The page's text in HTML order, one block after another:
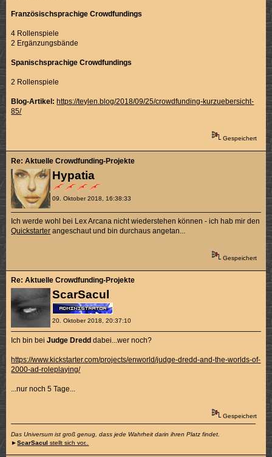
Französischsprachige Crowdfundings
4 Rollenspiele
2 Ergänzungsbände
Spanischsprachige Crowdfundings
2 Rollenspiele
Blog-Artikel: https://teylen.blog/2018/09/25/crowdfunding-kurzuebersicht-
85/
Gespeichert
Hypatia
09. Oktober 2018, 16:38:33
Re: Aktuelle Crowdfunding-Projekte
Ich werde wohl bei Lex Arcana nicht wiederstehen können - ich hab mir den
Quickstarter angeschaut und bin durchaus angetan...
Gespeichert
ScarSacul
20. Oktober 2018, 20:37:10
Re: Aktuelle Crowdfunding-Projekte
Ich bin beiJudge Dredd dabei...wer noch?
https://www.kickstarter.com/projects/enworld/judge-dredd-and-the-worlds-of-
2000-ad-roleplaying/
...nur noch 5 Tage...
Gespeichert
Das Universum ist groß genug, dass jede Wahrheit darin ihren Platz findet.
►ScarSacul stellt sich vor..